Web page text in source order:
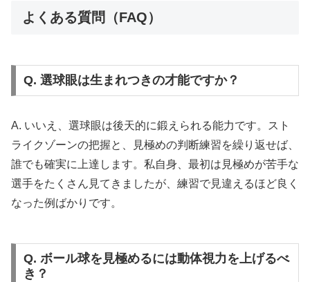
よくある質問（FAQ）
Q. 選球眼は生まれつきの才能ですか？
A. いいえ、選球眼は後天的に鍛えられる能力です。スト
ライクゾーンの把握と、見極めの判断練習を繰り返せば、
誰でも確実に上達します。私自身、最初は見極めが苦手な
選手をたくさん見てきましたが、練習で見違えるほど良く
なった例ばかりです。
Q. ボール球を見極めるには動体視力を上げるべ
き？